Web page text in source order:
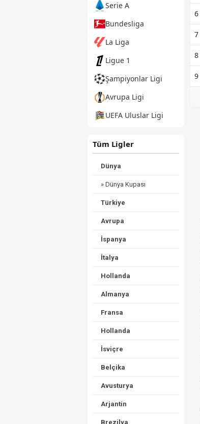
Serie A
Bundesliga
La Liga
Ligue 1
Şampiyonlar Ligi
Avrupa Ligi
UEFA Uluslar Ligi
Tüm Ligler
Dünya
» Dünya Kupası
Türkiye
Avrupa
İspanya
İtalya
Hollanda
Almanya
Fransa
Hollanda
İsviçre
Belçika
Avusturya
Arjantin
Brezilya
6
7
8
9